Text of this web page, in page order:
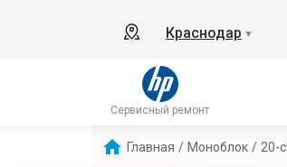
Краснодар ▼
Сервисный ремонт
Главная / Моноблок / 20-